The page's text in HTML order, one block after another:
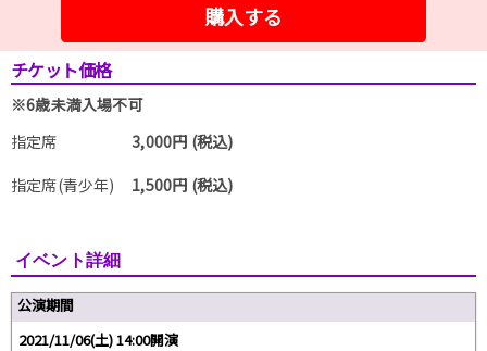
購入する
チケット価格
※6歳未満入場不可
指定席
3,000円 (税込)
指定席(青少年)
1,500円 (税込)
イベント詳細
公演期間
2021/11/06(土) 14:00開演